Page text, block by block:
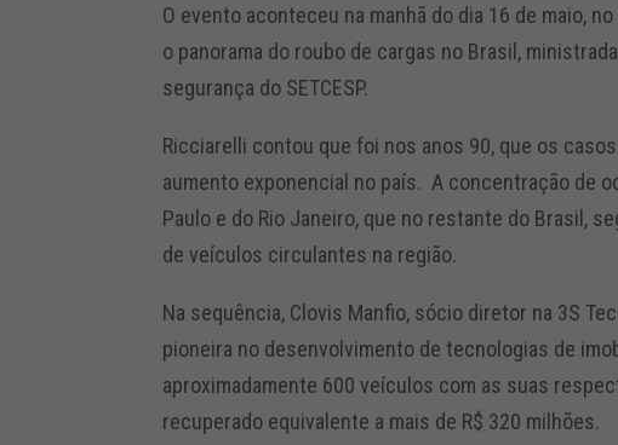
O evento aconteceu na manhã do dia 16 de maio,
o panorama do roubo de cargas no Brasil,
segurança do SETCESP.
Ricciarelli contou que foi nos anos 90, que os
aumento exponencial no país. A concentração de
Paulo e do Rio Janeiro, que no restante do Brasil,
de veículos circulantes na região.
Na sequência, Clovis Manfio, sócio diretor na 3S
pioneira no desenvolvimento de tecnologias de
aproximadamente 600 veículos com as suas
recuperado equivalente a mais de R$ 320 milhões.